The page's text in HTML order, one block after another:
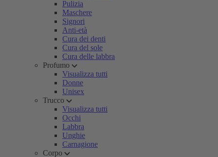
Pulizia
Maschere
Signori
Anti-età
Cura dei denti
Cura del sole
Cura delle labbra
Profumo
Visualizza tutti
Donne
Unisex
Trucco
Visualizza tutti
Occhi
Labbra
Unghie
Carnagione
Corpo